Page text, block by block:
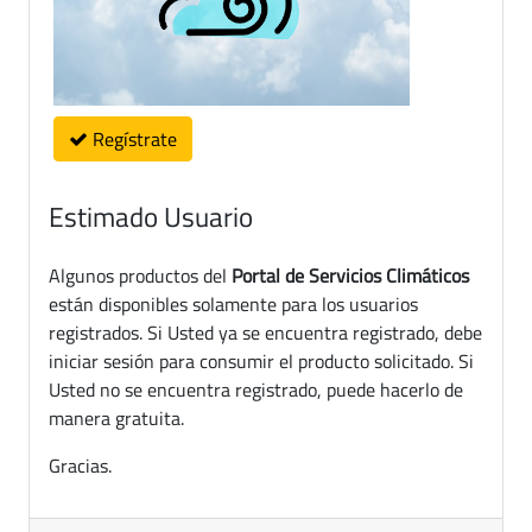
Regístrate
Estimado Usuario
Algunos productos del Portal de Servicios Climáticos
están disponibles solamente para los usuarios
registrados. Si Usted ya se encuentra registrado, debe
iniciar sesión para consumir el producto solicitado. Si
Usted no se encuentra registrado, puede hacerlo de
manera gratuita.
Gracias.